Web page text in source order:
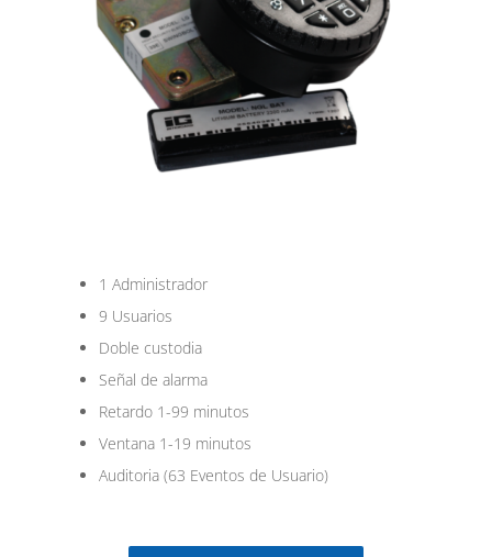
1 Administrador
9 Usuarios
Doble custodia
Señal de alarma
Retardo 1-99 minutos
Ventana 1-19 minutos
Auditoria (63 Eventos de Usuario)